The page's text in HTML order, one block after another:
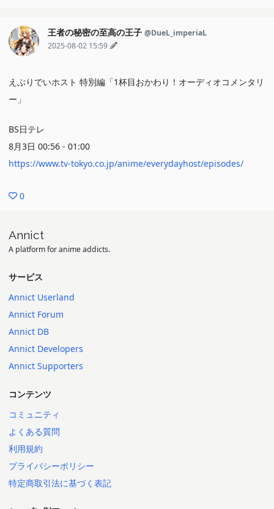
王者の秘密の至高の王子 @DueL_imperiaL
2025-08-02 15:59
えぶりでいホスト 特別編「1杯目おかわり！オーディオコメンタリ
ー」
BS日テレ
8月3日 00:56 - 01:00
https://www.tv-tokyo.co.jp/anime/everydayhost/episodes/
0
Annict
A platform for anime addicts.
サービス
Annict Userland
Annict Forum
Annict DB
Annict Developers
Annict Supporters
コンテンツ
コミュニティ
よくある質問
利用規約
プライバシーポリシー
特定商取引法に基づく表記